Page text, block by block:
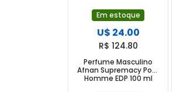
Em estoque
U$ 24.00
R$ 124.80
Perfume Masculino
Afnan Supremacy Pour
Homme EDP 100 ml